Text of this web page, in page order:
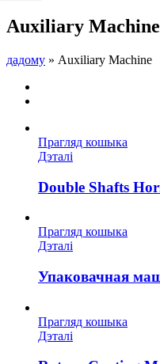
Auxiliary Machine
дадому » Auxiliary Machine
Прагляд кошыка
Дэталі
Double Shafts
Прагляд кошыка
Дэталі
Упаковачная
Прагляд кошыка
Дэталі